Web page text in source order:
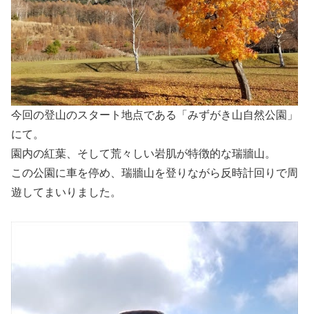
今回の登山のスタート地点である「みずがき山自然公園」
にて。
園内の紅葉、そして荒々しい岩肌が特徴的な瑞牆山。
この公園に車を停め、瑞牆山を登りながら反時計回りで周
遊してまいりました。